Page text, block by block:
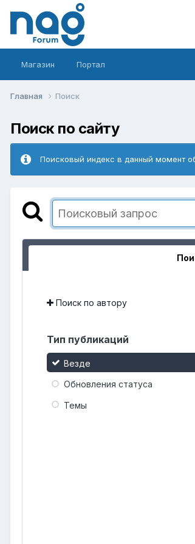
Магазин Портал
Главная Поиск
Поиск по сайту
Поисковый индекс в данный момент
Поиск по автору
Тип публикаций
Везде
Обновления статуса
Темы